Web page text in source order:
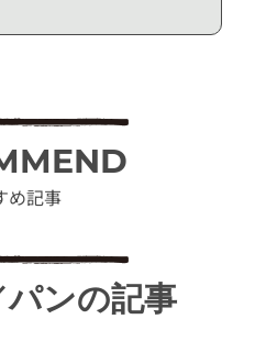
め記事
ンの記事